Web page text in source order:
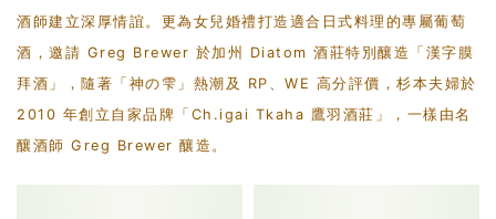
酒師建立深厚情誼。更為女兒婚禮打造適合日式料理的專屬葡萄
酒，邀請 Greg Brewer 於加州 Diatom 酒莊特別釀造「漢字膜
拜酒」，隨著「神の雫」熱潮及 RP、WE 高分評價，杉本夫婦於
2010 年創立自家品牌「Ch.igai Tkaha 鷹羽酒莊」，一樣由名
釀酒師 Greg Brewer 釀造。